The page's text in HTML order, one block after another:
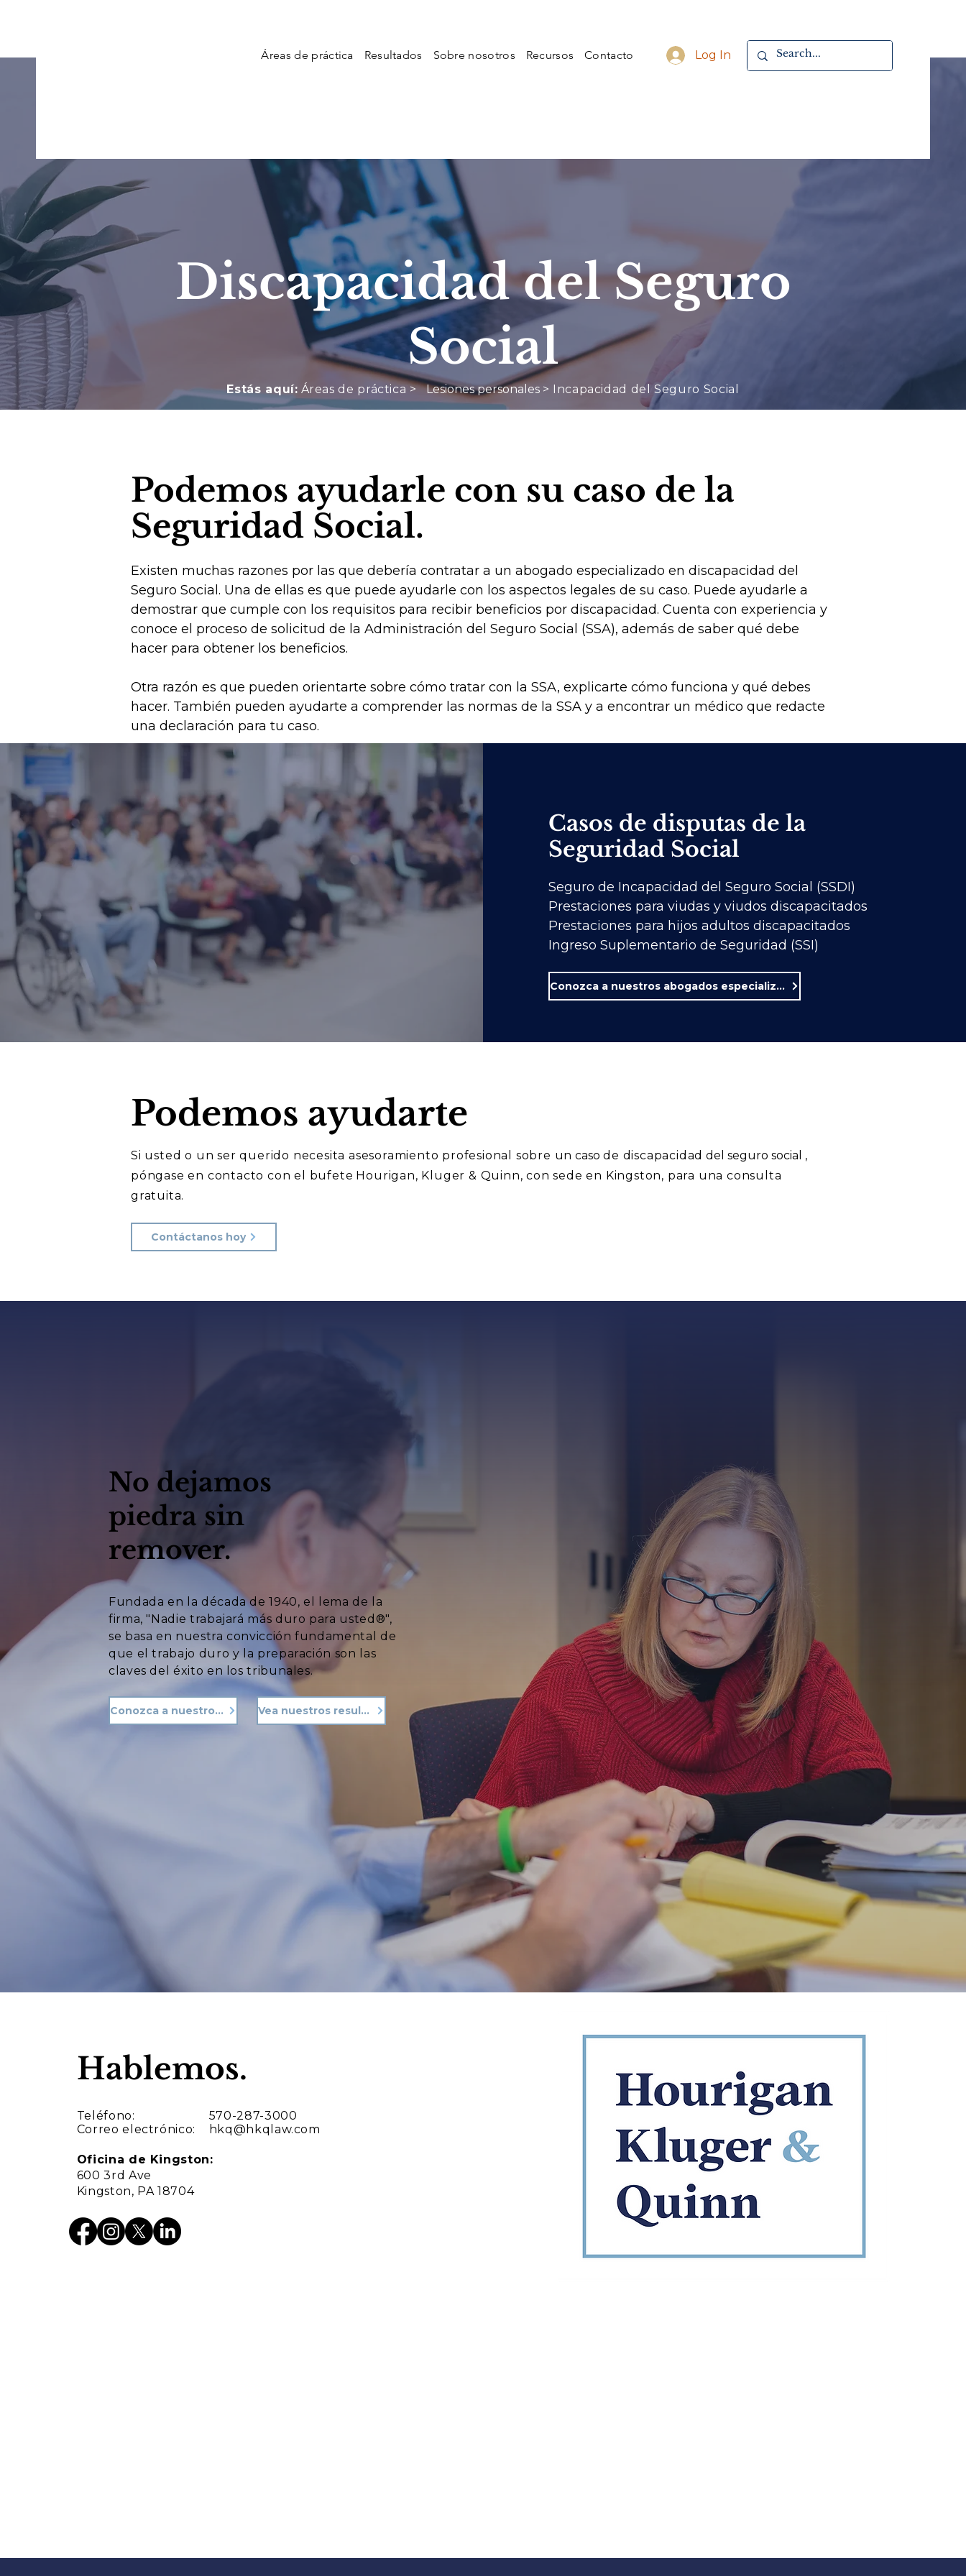
Áreas de práctica Resultados Sobre nosotros Recursos Contacto Log In
Discapacidad del Seguro
Social
Estás aquí: Áreas de práctica > Lesiones personales > Incapacidad del Seguro Social
Podemos ayudarle con su caso de la
Seguridad Social.
Existen muchas razones por las que debería contratar a un abogado especializado en discapacidad del
Seguro Social. Una de ellas es que puede ayudarle con los aspectos legales de su caso. Puede ayudarle a
demostrar que cumple con los requisitos para recibir beneficios por discapacidad. Cuenta con experiencia y
conoce el proceso de solicitud de la Administración del Seguro Social (SSA), además de saber qué debe
hacer para obtener los beneficios.
Otra razón es que pueden orientarte sobre cómo tratar con la SSA, explicarte cómo funciona y qué debes
hacer. También pueden ayudarte a comprender las normas de la SSA y a encontrar un médico que redacte
una declaración para tu caso.
Casos de disputas de la
Seguridad Social
Seguro de Incapacidad del Seguro Social (SSDI)
Prestaciones para viudas y viudos discapacitados
Prestaciones para hijos adultos discapacitados
Ingreso Suplementario de Seguridad (SSI)
Conozca a nuestros abogados especializados en seguridad social.
Podemos ayudarte
Si usted o un ser querido necesita asesoramiento profesional sobre un casode discapacidad del seguro social ,
póngase en contacto con el bufete Hourigan, Kluger & Quinn, con sede en Kingston, para una consulta
gratuita.
Contáctanos hoy
No dejamos
piedra sin
remover.
Fundada en la década de 1940, el lema de la
firma, "Nadie trabajará más duro para usted®",
se basa en nuestra convicción fundamental de
que el trabajo duro y la preparación son las
claves del éxito en los tribunales.
Conozca a nuestro equipo Vea nuestros resultados
Hablemos.
Teléfono:
Correo electrónico:
570-287-3000
hkq@hkqlaw.com
Oficina de Kingston:
600 3rd Ave
Kingston, PA 18704